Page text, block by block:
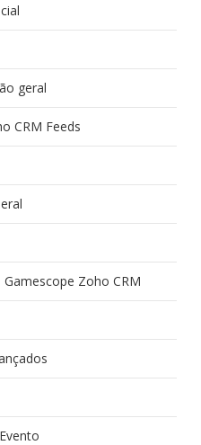
geral
CRM Feeds
Zoho CRM